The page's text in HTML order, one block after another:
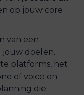
op jouw core
van een
jouw doelen.
platforms, het
of voice en
die